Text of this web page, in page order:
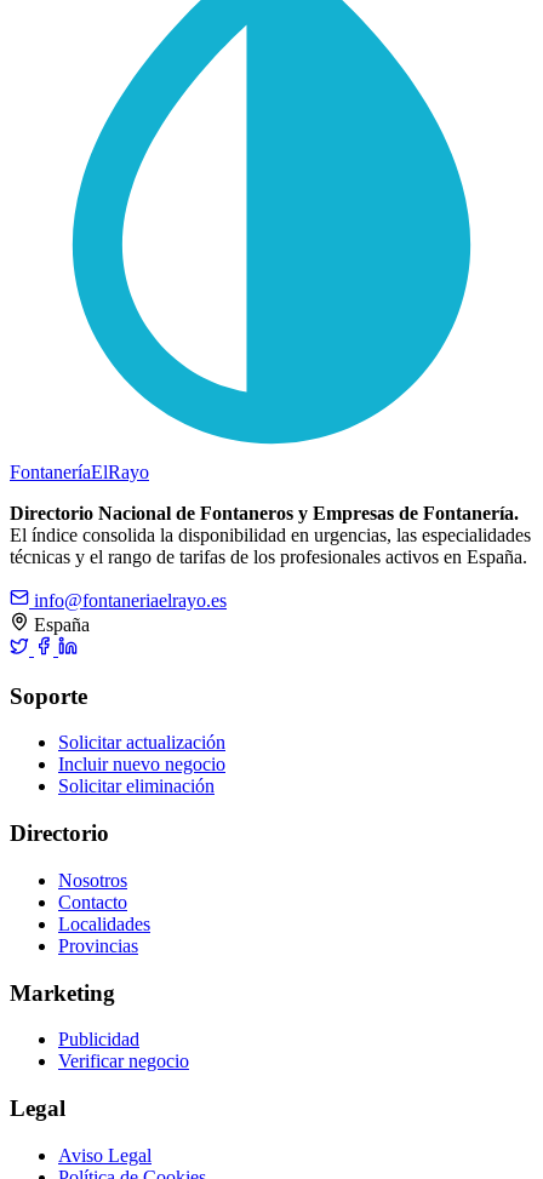
FontaneríaElRayo
Directorio Nacional de Fontaneros y Empresas de Fontanería.
El índice consolida la disponibilidad en urgencias, las especialidades
técnicas y el rango de tarifas de los profesionales activos en España.
info@fontaneriaelrayo.es
España
Soporte
Solicitar actualización
Incluir nuevo negocio
Solicitar eliminación
Directorio
Nosotros
Contacto
Localidades
Provincias
Marketing
Publicidad
Verificar negocio
Legal
Aviso Legal